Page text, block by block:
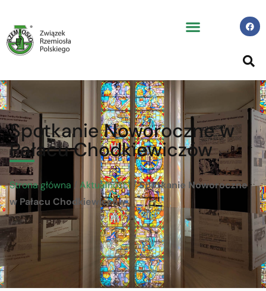
Spotkanie Noworoczne w
Pałacu Chodkiewiczów
Strona główna / Aktualności/Spotkanie Noworoczne
w Pałacu Chodkiewiczów